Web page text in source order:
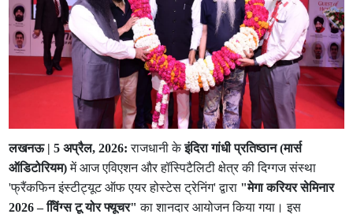
लखनऊ | 5 अप्रैल, 2026: राजधानी केइंदिरा गांधी प्रतिष्ठान (मार्स
ऑडिटोरियम)में आज एविएशन और हॉस्पिटैलिटी क्षेत्र की दिग्गज संस्था
'फ्रैंकफिन इंस्टीट्यूट ऑफ एयर होस्टेस ट्रेनिंग' द्वारा "मेगा करियर सेमिनार
2026 – वििंग्स टू योर फ्यूचर" का शानदार आयोजन किया गया। इस